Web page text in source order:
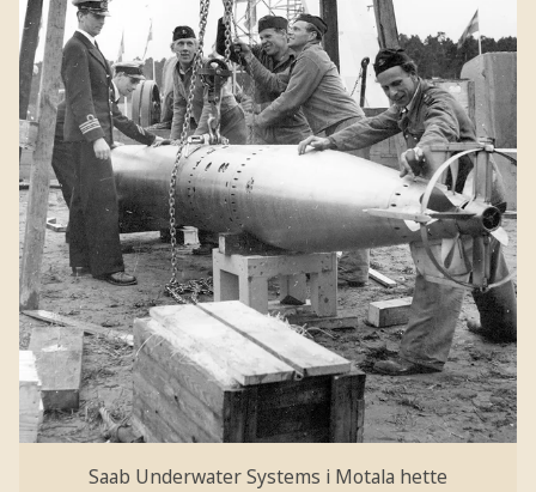
Saab Underwater Systems i Motala hette